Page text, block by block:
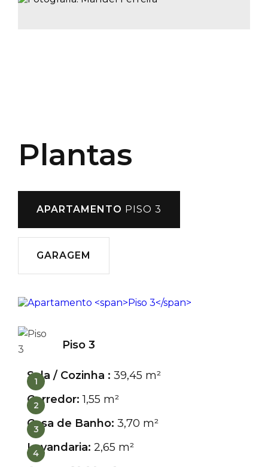
Plantas
APARTAMENTO PISO 3
GARAGEM
Piso 3
1
Sala / Cozinha : 39,45 m²
2
Corredor:1,55 m²
3
Casa de Banho: 3,70 m²
4
Lavandaria: 2,65 m²